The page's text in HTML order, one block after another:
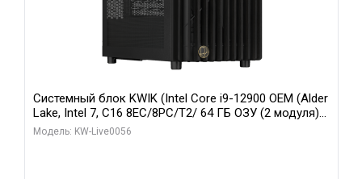
Системный блок KWIK (Intel Core i9-12900 OEM (Alder
Lake, Intel 7, C16 8EC/8PC/T2/ 64 ГБ ОЗУ (2 модуля)/
Palit RTX5080 INFINITY 3 OC 16GB GDDR7 256bit 3xDP
Модель: KW-Live0056